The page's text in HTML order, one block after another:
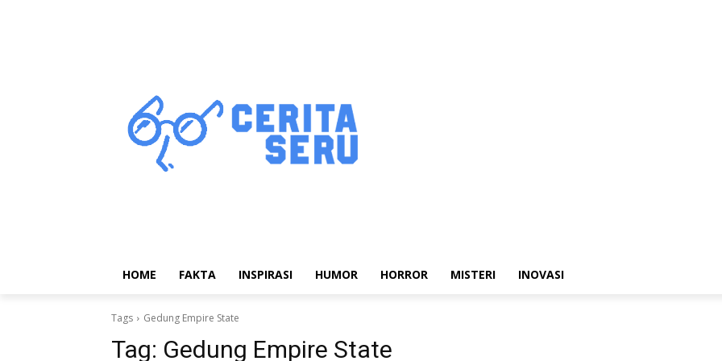
HOME FAKTA INSPIRASI HUMOR HORROR MISTERI INOVASI
Tags Gedung Empire State
Tag: Gedung Empire State